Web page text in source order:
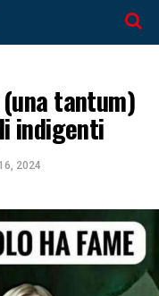
tantum)
indigenti
2024